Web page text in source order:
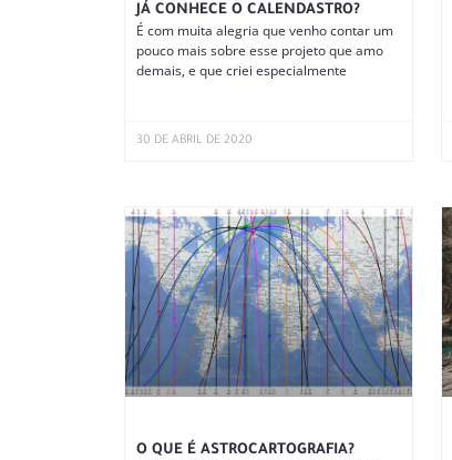
JÁ CONHECE O CALENDASTRO?
É com muita alegria que venho contar um
pouco mais sobre esse projeto que amo
demais, e que criei especialmente
30 DE ABRIL DE 2020
O QUE É ASTROCARTOGRAFIA?